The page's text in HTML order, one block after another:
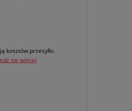
kosztów przesyłki.
się więcej